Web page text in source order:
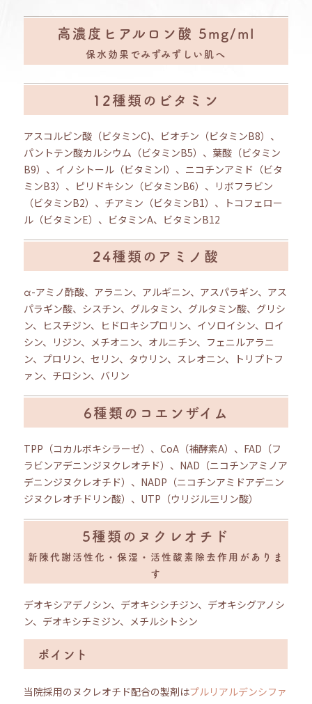
高濃度ヒアルロン酸 5mg/ml
保水効果でみずみずしい肌へ
12種類のビタミン
アスコルビン酸（ビタミンC)、ビオチン（ビタミンB8）、
パントテン酸カルシウム（ビタミンB5）、葉酸（ビタミン
B9）、イノシトール（ビタミンI）、ニコチンアミド（ビタ
ミンB3）、ピリドキシン（ビタミンB6）、リボフラビン
（ビタミンB2）、チアミン（ビタミンB1）、トコフェロー
ル（ビタミンE）、ビタミンA、ビタミンB12
24種類のアミノ酸
α-アミノ酢酸、アラニン、アルギニン、アスパラギン、アス
パラギン酸、シスチン、グルタミン、グルタミン酸、グリシ
ン、ヒスチジン、ヒドロキシプロリン、イソロイシン、ロイ
シン、リジン、メチオニン、オルニチン、フェニルアラニ
ン、プロリン、セリン、タウリン、スレオニン、トリプトフ
ァン、チロシン、バリン
6種類のコエンザイム
TPP（コカルボキシラーゼ）、CoA（補酵素A）、FAD（フ
ラビンアデニンジヌクレオチド）、NAD（ニコチンアミノア
デニンジヌクレオチド）、NADP（ニコチンアミドアデニン
ジヌクレオチドリン酸）、UTP（ウリジル三リン酸）
5種類のヌクレオチド
新陳代謝活性化・保湿・活性酸素除去作用がありま
す
デオキシアデノシン、デオキシシチジン、デオキシグアノシ
ン、デオキシチミジン、メチルシトシン
ポイント
当院採用のヌクレオチド配合の製剤はプルリアルデンシファ